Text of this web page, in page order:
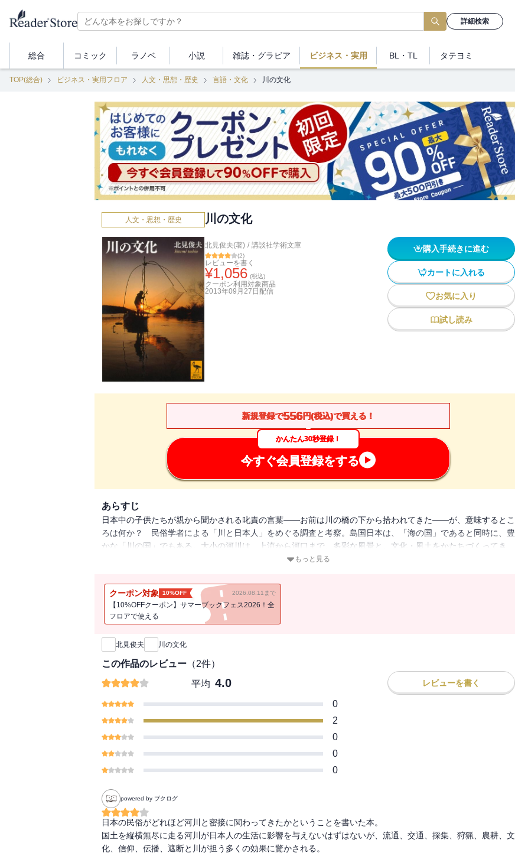
詳細検索
総合 コミック ラノベ 小説 雑誌・ グラビア ビジネス ・実用 BL・TL タテヨミ
TOP(総合) ビジネス・実用フロア 人文・思想・歴史 言語・文化 川の文化
人文・思想・歴史 川の文化
北見俊夫(著) / 講談社学術文庫
(2)
レビューを書く
¥1,056 (税込)
クーポン利用対象商品
2013年09月27日 配信
購入手続きに進む
カートに入れる
お気に入り
試し読み
新規登録で556円(税込)で買える！
かんたん30秒登録！
今すぐ会員登録をする
あらすじ
日本中の子供たちが親から聞かされる叱責の言葉――お前は川の橋の下から拾われてきた――が、意味するとこ
ろは何か？ 民俗学者による「川と日本人」をめぐる調査と考察。島国日本は、「海の国」であると同時に、豊
かな「川の国」でもある。大小の河川は、上流から河口まで、多彩な風景と、文化・風土をかたちづくってき
た。舟運と川船、川の狩猟、渡しと橋、年中行事、信仰と伝承など、豊富な事例で語りつくす。（講談社学術文
もっと見る
クーポン対象 10%OFF 2026.08.11まで
【10%OFFクーポン】サマーブックフェス2026！全
フロアで使える
新刊通知
北見俊夫 川の文化
この作品のレビュー （2件）
平均 4.0 レビューを書く
0
2
0
0
0
powered by ブクログ
日本の民俗がどれほど河川と密接に関わってきたかということを書いた本。
国土を縦横無尽に走る河川が日本人の生活に影響を与えないはずはないが、流通、交通、採集、狩猟、農耕、文
化、信仰、伝播、遮断と川が担う多くの効果に驚かされる。